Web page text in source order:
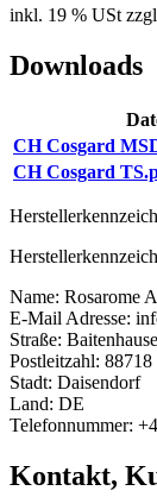
inkl. 19 % USt
Downloads
CH Cosgard
CH Cosgard
Name: Rosarome
E-Mail Adresse:
Straße:
Postleitzahl: 88718
Stadt: Daisendorf
Land: DE
Telefonnummer:
Kontakt,